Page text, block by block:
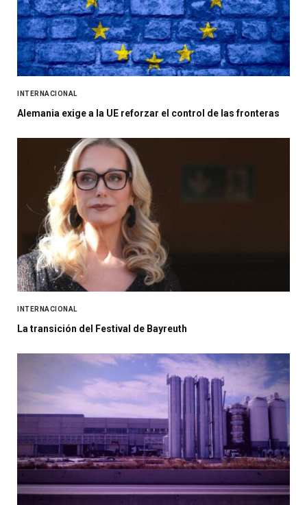
INTERNACIONAL
Alemania exige a la UE reforzar el control de las fronteras
INTERNACIONAL
La transición del Festival de Bayreuth